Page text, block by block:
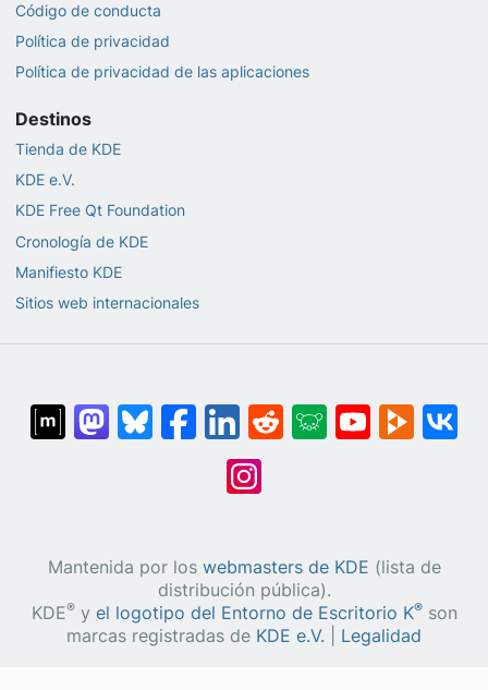
Código de conducta
Política de privacidad
Política de privacidad de las aplicaciones
Destinos
Tienda de KDE
KDE e.V.
KDE Free Qt Foundation
Cronología de KDE
Manifiesto KDE
Sitios web internacionales
Mantenida por los webmasters de KDE (lista de
distribución pública).
KDE®y el logotipo del Entorno de Escritorio K®son
marcas registradas de KDE e.V. Legalidad